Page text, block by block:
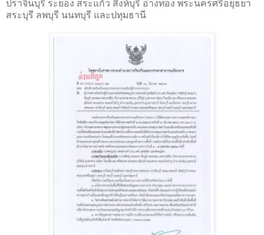
ปราจีนบุรี ระยอง สระแก้ว สิงห์บุรี อ่างทอง พระนครศรีอยุธยา
สระบุรี ลพบุรี นนทบุรี และปทุมธานี